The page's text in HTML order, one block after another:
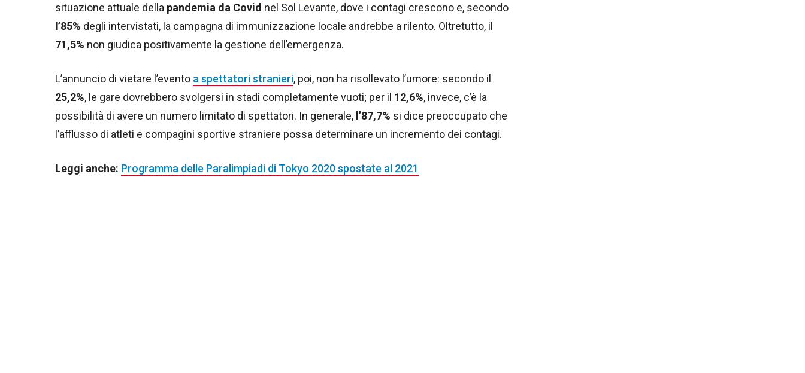
situazione attuale della pandemia da Covid nel Sol Levante, dove i contagi crescono e, secondo
l’85% degli intervistati, la campagna di immunizzazione locale andrebbe a rilento. Oltretutto, il
71,5% non giudica positivamente la gestione dell’emergenza.
L’annuncio di vietare l’evento a spettatori stranieri, poi, non ha risollevato l’umore: secondo il
25,2%, le gare dovrebbero svolgersi in stadi completamente vuoti; per il 12,6%, invece, c’è la
possibilità di avere un numero limitato di spettatori. In generale, l’87,7% si dice preoccupato che
l’afflusso di atleti e compagini sportive straniere possa determinare un incremento dei contagi.
Leggi anche: Programma delle Paralimpiadi di Tokyo 2020 spostate al 2021